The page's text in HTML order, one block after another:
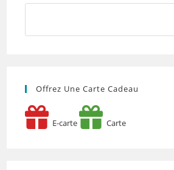
Offrez Une Carte Cadeau
E-carte Carte